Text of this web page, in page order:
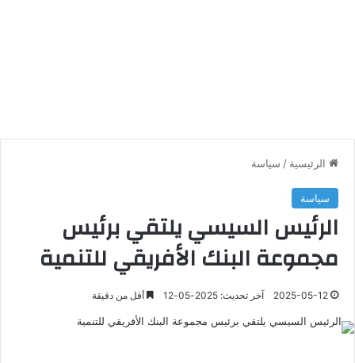
الرئيسية / سياسة
سياسة
الرئيس السيسي يلتقي برئيس
مجموعة البنك الأفريقي للتنمية
2025-05-12 آخر تحديث: 2025-05-12 أقل من دقيقة